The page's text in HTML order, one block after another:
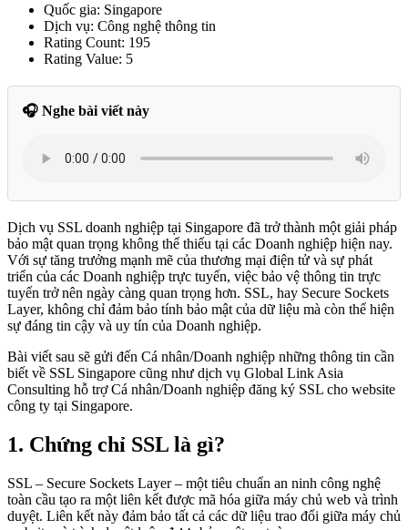
Quốc gia: Singapore
Dịch vụ: Công nghệ thông tin
Rating Count: 195
Rating Value: 5
🎧 Nghe bài viết này
Dịch vụ SSL doanh nghiệp tại Singapore đã trở thành một giải pháp
bảo mật quan trọng không thể thiếu tại các Doanh nghiệp hiện nay.
Với sự tăng trưởng mạnh mẽ của thương mại điện tử và sự phát
triển của các Doanh nghiệp trực tuyến, việc bảo vệ thông tin trực
tuyến trở nên ngày càng quan trọng hơn. SSL, hay Secure Sockets
Layer, không chỉ đảm bảo tính bảo mật của dữ liệu mà còn thể hiện
sự đáng tin cậy và uy tín của Doanh nghiệp.
Bài viết sau sẽ gửi đến Cá nhân/Doanh nghiệp những thông tin cần
biết về SSL Singapore cũng như dịch vụ Global Link Asia
Consulting hỗ trợ Cá nhân/Doanh nghiệp đăng ký SSL cho website
công ty tại Singapore.
1. Chứng chỉ SSL là gì?
SSL – Secure Sockets Layer – một tiêu chuẩn an ninh công nghệ
toàn cầu tạo ra một liên kết được mã hóa giữa máy chủ web và trình
duyệt. Liên kết này đảm bảo tất cả các dữ liệu trao đổi giữa máy chủ